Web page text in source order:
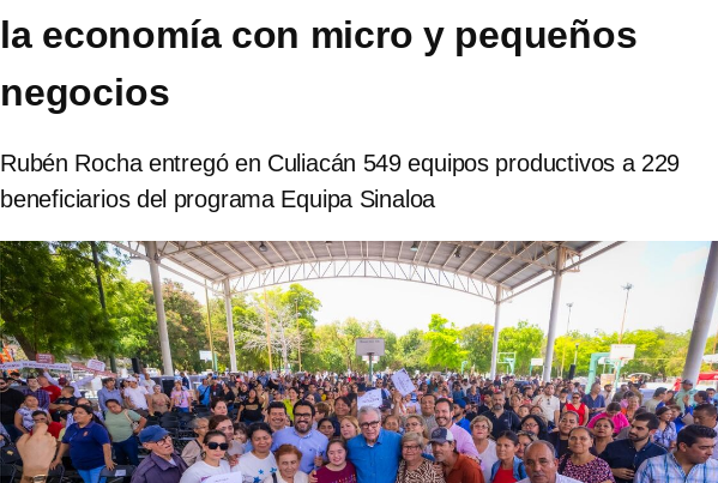
la economía con micro y pequeños
negocios
Rubén Rocha entregó en Culiacán 549 equipos productivos a 229
beneficiarios del programa Equipa Sinaloa